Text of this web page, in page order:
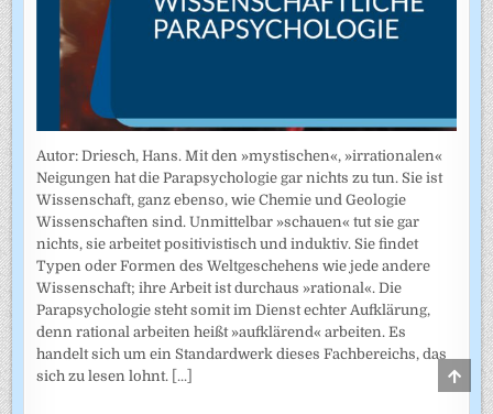
Autor: Driesch, Hans. Mit den »mystischen«, »irrationalen«
Neigungen hat die Parapsychologie gar nichts zu tun. Sie ist
Wissenschaft, ganz ebenso, wie Chemie und Geologie
Wissenschaften sind. Unmittelbar »schauen« tut sie gar
nichts, sie arbeitet positivistisch und induktiv. Sie findet
Typen oder Formen des Weltgeschehens wie jede andere
Wissenschaft; ihre Arbeit ist durchaus »rational«. Die
Parapsychologie steht somit im Dienst echter Aufklärung,
denn rational arbeiten heißt »aufklärend« arbeiten. Es
handelt sich um ein Standardwerk dieses Fachbereichs, das
sich zu lesen lohnt. [...]
TO
TOP